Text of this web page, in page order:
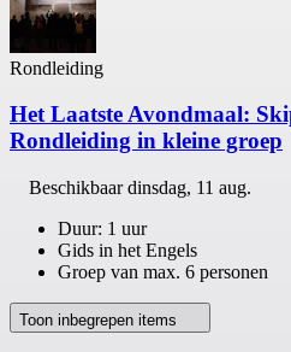
Rondleiding
Het Laatste Avondmaal:
Rondleiding in kleine groep
Beschikbaardinsdag, 11 aug.
Duur: 1 uur
Gids in het Engels
Groep van max. 6 personen
Toon inbegrepen items